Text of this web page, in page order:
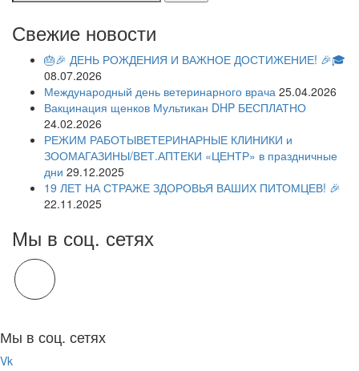
Свежие новости
🎂🎉 ДЕНЬ РОЖДЕНИЯ И ВАЖНОЕ ДОСТИЖЕНИЕ! 🎉🎓
08.07.2026
Международный день ветеринарного врача 25.04.2026
Вакцинация щенков Мультикан DHP БЕСПЛАТНО
24.02.2026
РЕЖИМ РАБОТЫВЕТЕРИНАРНЫЕ КЛИНИКИ и
ЗООМАГАЗИНЫ/ВЕТ.АПТЕКИ «ЦЕНТР» в праздничные
дни 29.12.2025
19 ЛЕТ НА СТРАЖЕ ЗДОРОВЬЯ ВАШИХ ПИТОМЦЕВ! 🎉
22.11.2025
Мы в соц. сетях
Мы в соц. сетях
Vk